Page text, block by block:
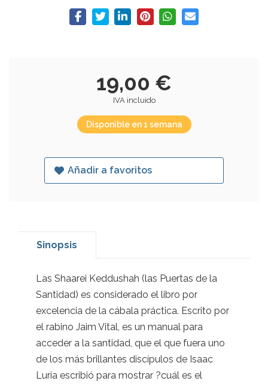
19,00 €
IVA incluido
Disponible en 1 semana
Añadir a favoritos
Sinopsis
Las Shaarei Keddushah (las Puertas de la
Santidad) es considerado el libro por
excelencia de la cábala práctica. Escrito por
el rabino Jaim Vital, es un manual para
acceder a la santidad, que el que fuera uno
de los más brillantes discípulos de Isaac
Luria escribió para mostrar ?cuál es el